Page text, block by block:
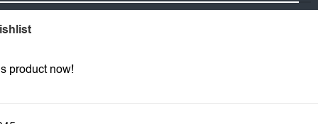
product now!